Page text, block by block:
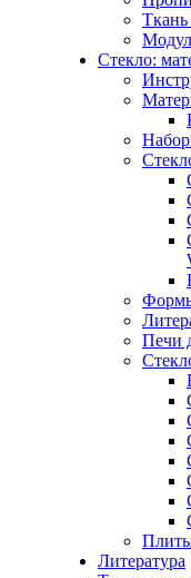
Ткань
Стекло:
Печи
Литература